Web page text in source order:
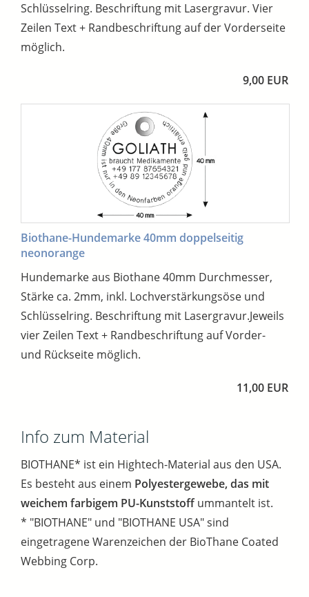
Schlüsselring. Beschriftung mit Lasergravur. Vier
Zeilen Text + Randbeschriftung auf der Vorderseite
möglich.
9,00 EUR
Biothane-Hundemarke 40mm doppelseitig
neonorange
Hundemarke aus Biothane 40mm Durchmesser,
Stärke ca. 2mm, inkl. Lochverstärkungsöse und
Schlüsselring. Beschriftung mit Lasergravur.Jeweils
vier Zeilen Text + Randbeschriftung auf Vorder-
und Rückseite möglich.
11,00 EUR
Info zum Material
BIOTHANE* ist ein Hightech-Material aus den USA.
Es besteht aus einem Polyestergewebe, das mit
weichem farbigem PU-Kunststoffummantelt ist.
* "BIOTHANE" und "BIOTHANE USA" sind
eingetragene Warenzeichen der BioThane Coated
Webbing Corp.